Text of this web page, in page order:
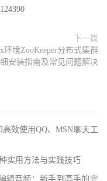
下一篇
环境ZooKeeper分布式集群
安装指南及常见问题解决
效使用QQ、MSN聊天工
实用方法与实践技巧
辑音频：新手到高手的完